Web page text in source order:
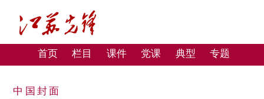
首页 栏目 课件 党课 典型 专题
中国封面